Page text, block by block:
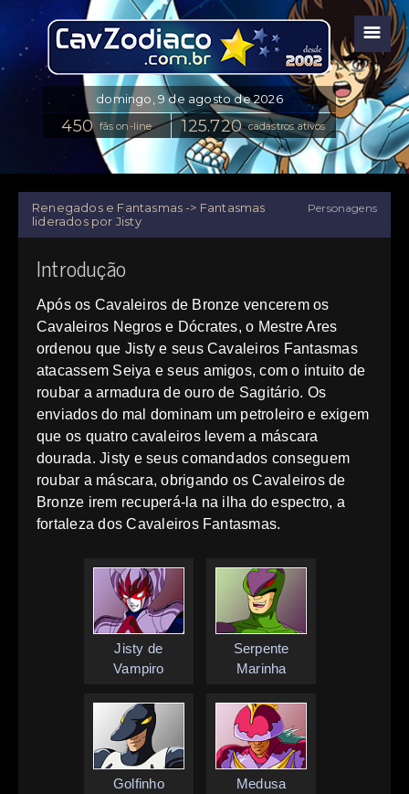
☰
fãs on-line cadastros ativos
Renegados e Fantasmas -> Fantasmas
liderados por Jisty
Personagens
Introdução
Após os Cavaleiros de Bronze vencerem os
Cavaleiros Negros e Dócrates, o Mestre Ares
ordenou que Jisty e seus Cavaleiros Fantasmas
atacassem Seiya e seus amigos, com o intuito de
roubar a armadura de ouro de Sagitário. Os
enviados do mal dominam um petroleiro e exigem
que os quatro cavaleiros levem a máscara
dourada. Jisty e seus comandados conseguem
roubar a máscara, obrigando os Cavaleiros de
Bronze irem recuperá-la na ilha do espectro, a
fortaleza dos Cavaleiros Fantasmas.
Jisty de
Vampiro
Serpente
Marinha
Golfinho Medusa